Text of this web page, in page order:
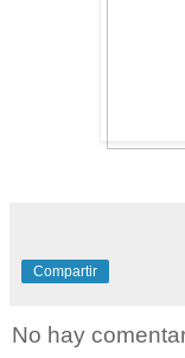
Compartir
No hay